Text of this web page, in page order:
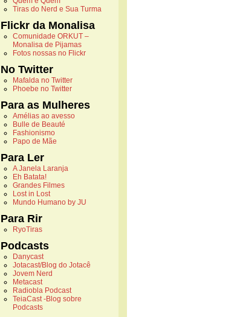
Tiras do Nerd e Sua Turma
Flickr da Monalisa
Comunidade ORKUT –
Monalisa de Pijamas
Fotos nossas no Flickr
No Twitter
Mafalda no Twitter
Phoebe no Twitter
Para as Mulheres
Amélias ao avesso
Bulle de Beauté
Fashionismo
Papo de Mãe
Para Ler
A Janela Laranja
Eh Batata!
Grandes Filmes
Lost in Lost
Mundo Humano by JU
Para Rir
RyoTiras
Podcasts
Danycast
Jotacast/Blog do Jotacê
Jovem Nerd
Metacast
Radiobla Podcast
TeiaCast -Blog sobre
Podcasts